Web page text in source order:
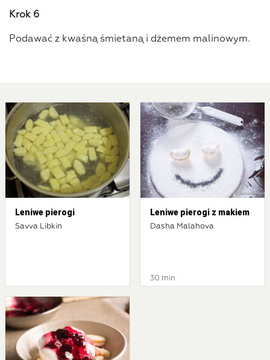
Krok 6
Podawać z kwaśną śmietaną i dżemem malinowym.
Leniwe pierogi
Savva Libkin
Leniwe pierogi z makiem
Dasha Malahova
30 min